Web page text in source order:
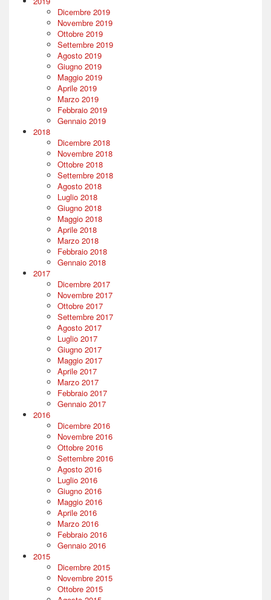
Dicembre 2019
Novembre 2019
Ottobre 2019
Settembre 2019
Agosto 2019
Giugno 2019
Maggio 2019
Aprile 2019
Marzo 2019
Febbraio 2019
Gennaio 2019
2018
Dicembre 2018
Novembre 2018
Ottobre 2018
Settembre 2018
Agosto 2018
Luglio 2018
Giugno 2018
Maggio 2018
Aprile 2018
Marzo 2018
Febbraio 2018
Gennaio 2018
2017
Dicembre 2017
Novembre 2017
Ottobre 2017
Settembre 2017
Agosto 2017
Luglio 2017
Giugno 2017
Maggio 2017
Aprile 2017
Marzo 2017
Febbraio 2017
Gennaio 2017
2016
Dicembre 2016
Novembre 2016
Ottobre 2016
Settembre 2016
Agosto 2016
Luglio 2016
Giugno 2016
Maggio 2016
Aprile 2016
Marzo 2016
Febbraio 2016
Gennaio 2016
2015
Dicembre 2015
Novembre 2015
Ottobre 2015